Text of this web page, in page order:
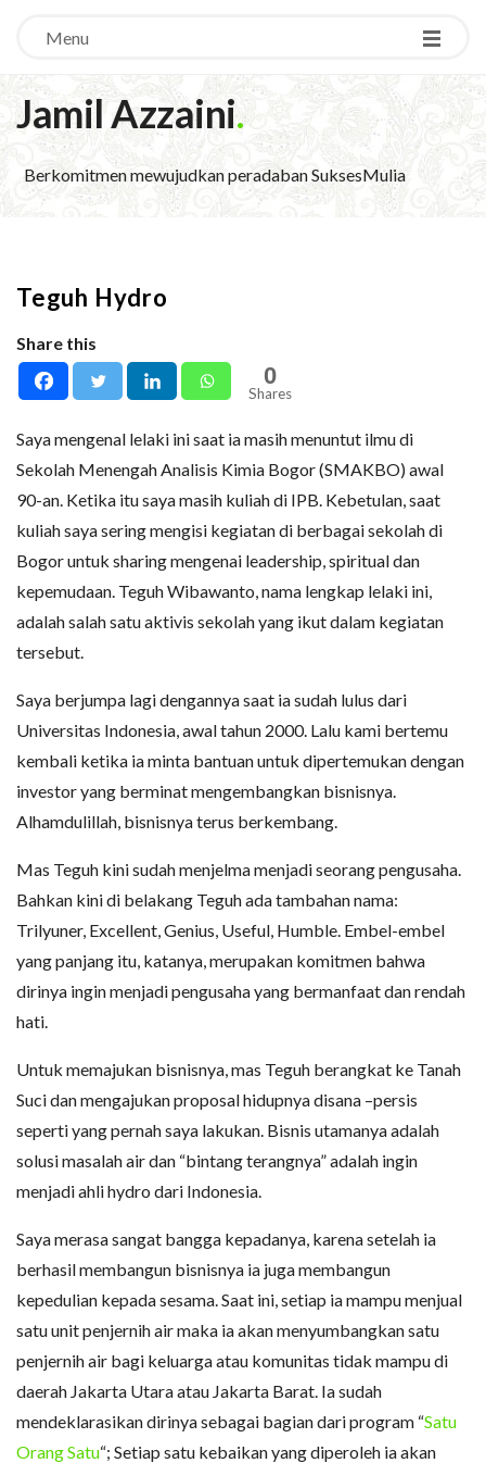
Menu
Jamil Azzaini.
Berkomitmen mewujudkan peradaban SuksesMulia
Teguh Hydro
Share this
0
Shares
Saya mengenal lelaki ini saat ia masih menuntut ilmu di
Sekolah Menengah Analisis Kimia Bogor (SMAKBO) awal
90-an. Ketika itu saya masih kuliah di IPB. Kebetulan, saat
kuliah saya sering mengisi kegiatan di berbagai sekolah di
Bogor untuk sharing mengenai leadership, spiritual dan
kepemudaan. Teguh Wibawanto, nama lengkap lelaki ini,
adalah salah satu aktivis sekolah yang ikut dalam kegiatan
tersebut.
Saya berjumpa lagi dengannya saat ia sudah lulus dari
Universitas Indonesia, awal tahun 2000. Lalu kami bertemu
kembali ketika ia minta bantuan untuk dipertemukan dengan
investor yang berminat mengembangkan bisnisnya.
Alhamdulillah, bisnisnya terus berkembang.
Mas Teguh kini sudah menjelma menjadi seorang pengusaha.
Bahkan kini di belakang Teguh ada tambahan nama:
Trilyuner, Excellent, Genius, Useful, Humble. Embel-embel
yang panjang itu, katanya, merupakan komitmen bahwa
dirinya ingin menjadi pengusaha yang bermanfaat dan rendah
hati.
Untuk memajukan bisnisnya, mas Teguh berangkat ke Tanah
Suci dan mengajukan proposal hidupnya disana –persis
seperti yang pernah saya lakukan. Bisnis utamanya adalah
solusi masalah air dan “bintang terangnya” adalah ingin
menjadi ahli hydro dari Indonesia.
Saya merasa sangat bangga kepadanya, karena setelah ia
berhasil membangun bisnisnya ia juga membangun
kepedulian kepada sesama. Saat ini, setiap ia mampu menjual
satu unit penjernih air maka ia akan menyumbangkan satu
penjernih air bagi keluarga atau komunitas tidak mampu di
daerah Jakarta Utara atau Jakarta Barat. Ia sudah
mendeklarasikan dirinya sebagai bagian dari program “Satu
Orang Satu“; Setiap satu kebaikan yang diperoleh ia akan